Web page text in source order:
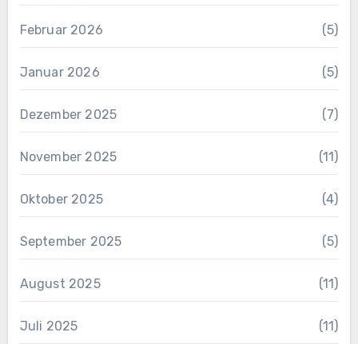
Februar 2026 (5)
Januar 2026 (5)
Dezember 2025 (7)
November 2025 (11)
Oktober 2025 (4)
September 2025 (5)
August 2025 (11)
Juli 2025 (11)